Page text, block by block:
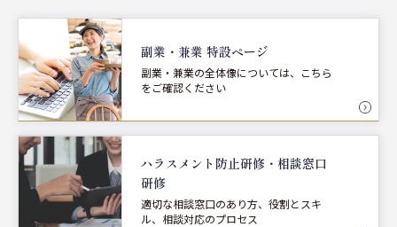
副業・兼業 特設ページ
副業・兼業の全体像については、こちら
をご確認ください
ハラスメント防止研修・ 相談窓口
研修
適切な相談窓口のあり方、役割とスキ
ル、相談対応のプロセス